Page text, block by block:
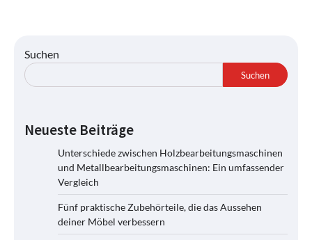
Suchen
Suchen
Neueste Beiträge
Unterschiede zwischen Holzbearbeitungsmaschinen
und Metallbearbeitungsmaschinen: Ein umfassender
Vergleich
Fünf praktische Zubehörteile, die das Aussehen
deiner Möbel verbessern